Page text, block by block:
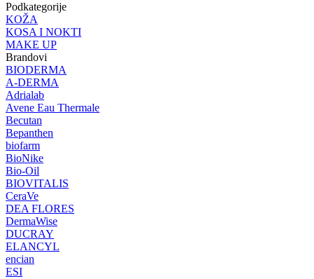
Podkategorije
KOŽA
KOSA I NOKTI
MAKE UP
Brandovi
BIODERMA
A-DERMA
Adrialab
Avene Eau Thermale
Becutan
Bepanthen
biofarm
BioNike
Bio-Oil
BIOVITALIS
CeraVe
DEA FLORES
DermaWise
DUCRAY
ELANCYL
encian
ESI